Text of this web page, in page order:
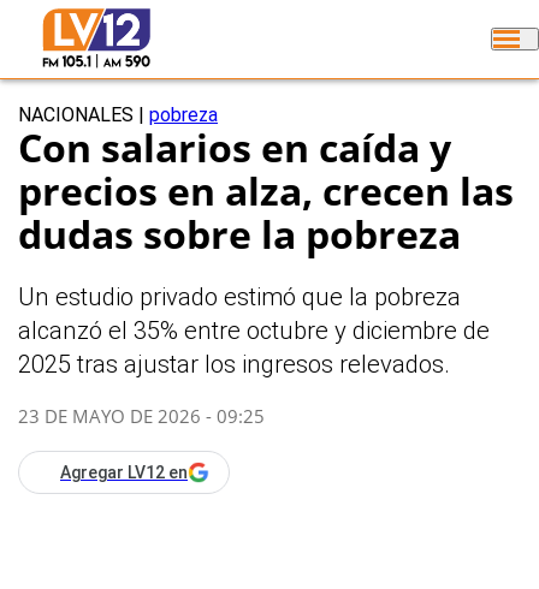
NACIONALES pobreza
Con salarios en caída y
precios en alza, crecen las
dudas sobre la pobreza
Un estudio privado estimó que la pobreza
alcanzó el 35% entre octubre y diciembre de
2025 tras ajustar los ingresos relevados.
23 DE MAYO DE 2026 - 09:25
Agregar LV12 en